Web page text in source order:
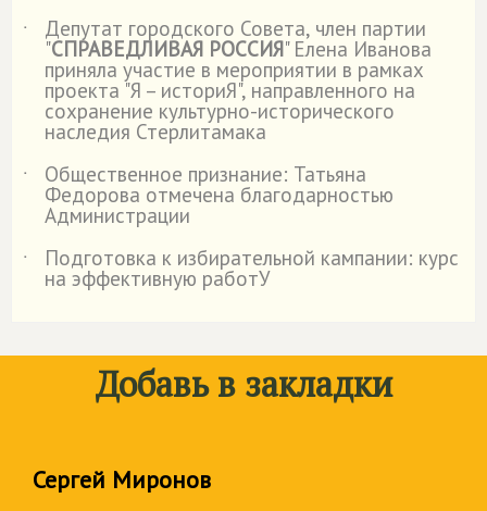
˙
Депутат городского Совета, член партии
"СПРАВЕДЛИВАЯ РОССИЯ" Елена Иванова
приняла участие в мероприятии в рамках
проекта "Я – историЯ", направленного на
сохранение культурно-исторического
наследия Стерлитамака
˙
Общественное признание: Татьяна
Федорова отмечена благодарностью
Администрации
˙
Подготовка к избирательной кампании: курс
на эффективную работУ
Добавь в закладки
Сергей Миронов